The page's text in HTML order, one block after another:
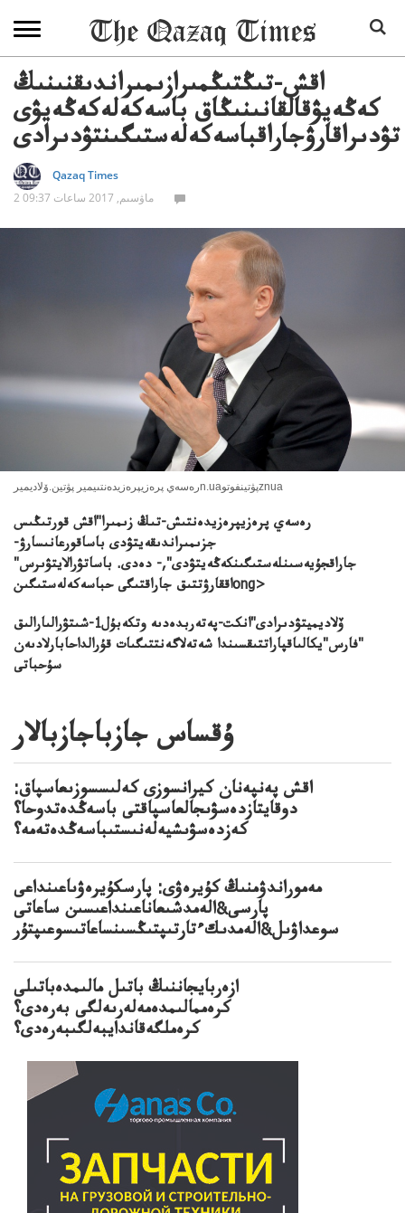
اقش-تىڭتىڭمىرازىمىراندىقنىنىڭ
كەڭەيۋقالقانىنىڭاق باسەكەلەكەڭەيۋى
تۋدىراقارۋجاراقباسەكەلەستىگىنتۋدىرادى
Qazaq Times
2 ماۋسىم, 2017 ساعات 09:37
رەسەي پرەزيپرەزيدەنتىيمير پۋتين.ۆلاديميرn.uaپۋتينفوتوznua
رەسەي پرەزيپرەزيدەنتىش-تىڭ زىمىرا"اقش قورتىڭىس
جزىمىراندىقەيتۋدى باساقورعانىسارۋ-
جاراقجۇيەسىنلەستىگىنكەڭەيتۋدى",- دەدى. باساتۋرالايتۋىرس"
اققارۋتتىق جاراقتىگى حباسەكەلەستىگىنong>
ۆلاديميتۋدىرادى"انكت-پەتەربدەدىە وتكەبۇل1-شىتۋرالىارالىق
"فارس"يكالىاقپاراتتىقسىندا شەتەلاگەنتتىگىات قۇرالداحابارلادىەن
سۇحباتى
ۇقساس جازباجازبالار
اقش پەنپەنان كيرانسوزى كەلىسسوزىعاسپاق:
دوقايتازدەسۋىجالعاسپاقتى باسەڭدەتدوحا؟
كەزدەسۋىشيەلەنىستىباسەڭدەتەمە؟
مەموراندۋمنىڭ كۇيرەۋى: پارسكۇيرەۋىاعىنداعى
پارسى&الەمدشىعاناعىنداعىسىن ساعاتى
سوعداۋىل&الەمدىكءتارتىپتىڭسىنساعاتىسوعىپتۇر
ازەربايجاننىڭ باتىل مالىمدەباتىلى
كرەممالىمدەمەلەرىەلگى بەرەدى؟
كرەملگەقاندايبەلگىبەرەدى؟